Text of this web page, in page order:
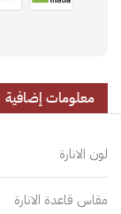
معلومات إضافية
لون الانارة
مقاس قاعدة الانارة